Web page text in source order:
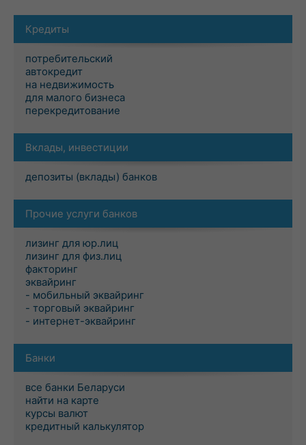
Кредиты
потребительский
автокредит
на недвижимость
для малого бизнеса
перекредитование
Вклады, инвестиции
депозиты (вклады) банков
Прочие услуги банков
лизинг для юр.лиц
лизинг для физ.лиц
факторинг
эквайринг
- мобильный эквайринг
- торговый эквайринг
- интернет-эквайринг
Банки
все банки Беларуси
найти на карте
курсы валют
кредитный калькулятор